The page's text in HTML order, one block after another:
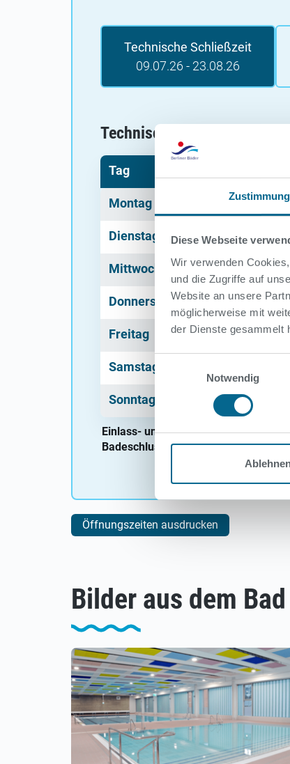
Zustimmung
Diese Webseite
Wir verwenden
und die Zugriffe auf
Website an unsere
möglicherweise mit
der Dienste gesammelt
Notwendig
Technische Schließzeit
09.07.26 - 23.08.26
Technische Schließzeit
Tag
Montag Geschlossen
Dienstag Geschlossen
Mittwoch Geschlossen
Donnerstag Geschlossen
Freitag Geschlossen
Samstag
Sonntag Geschlossen
Einlass- und Kassenschluss:60
Badeschluss:
30 Minuten vor Ende
Öffnungszeiten ausdrucken
Bilder aus dem Bad